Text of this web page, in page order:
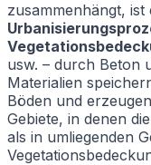
zusammenhängt, ist
usw. – durch Beton
Materialien
Böden und
Gebiete, in denen
als in umliegenden